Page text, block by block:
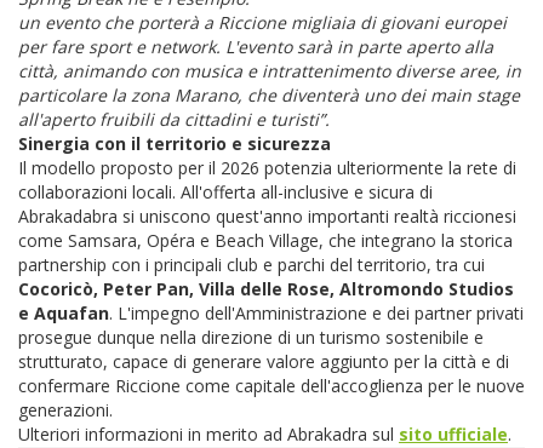
un evento che porterà a Riccione migliaia di giovani europei
per fare sport e network. L'evento sarà in parte aperto alla
città, animando con musica e intrattenimento diverse aree, in
particolare la zona Marano, che diventerà uno dei main stage
all'aperto fruibili da cittadini e turisti”.
Sinergia con il territorio e sicurezza
Il modello proposto per il 2026 potenzia ulteriormente la rete di
collaborazioni locali. All'offerta all-inclusive e sicura di
Abrakadabra si uniscono quest'anno importanti realtà riccionesi
come Samsara, Opéra e Beach Village, che integrano la storica
partnership con i principali club e parchi del territorio, tra cui
Cocoricò, Peter Pan, Villa delle Rose, Altromondo Studios
e Aquafan. L'impegno dell'Amministrazione e dei partner privati
prosegue dunque nella direzione di un turismo sostenibile e
strutturato, capace di generare valore aggiunto per la città e di
confermare Riccione come capitale dell'accoglienza per le nuove
generazioni.
Ulteriori informazioni in merito ad Abrakadra sul sito ufficiale.